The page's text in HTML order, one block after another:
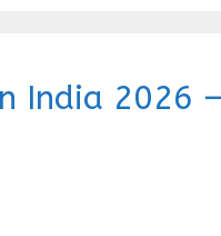
India 2026 –